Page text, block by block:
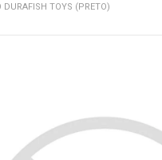
DURAFISH TOYS (PRETO)